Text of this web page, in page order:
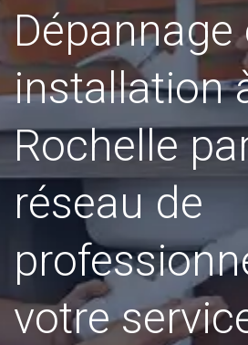
Dépannage
installation
Rochelle
réseau de
votre